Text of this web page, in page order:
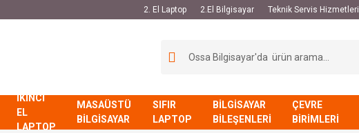
2. El Laptop 2.El Bilgisayar Teknik Servis Hizmetleri
İKİNCİ
EL
LAPTOP
MASAÜSTÜ
BİLGİSAYAR
SIFIR
LAPTOP
BİLGİSAYAR
BİLEŞENLERİ
ÇEVRE
BİRİMLERİ